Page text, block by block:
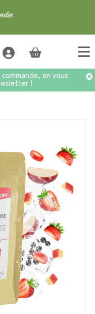
en vous
!
Fraise